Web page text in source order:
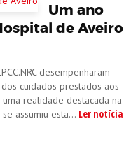
Um ano
de Aveiro
desempenharam
cuidados prestados aos
realidade destacada na
assumiu esta... Ler notícia